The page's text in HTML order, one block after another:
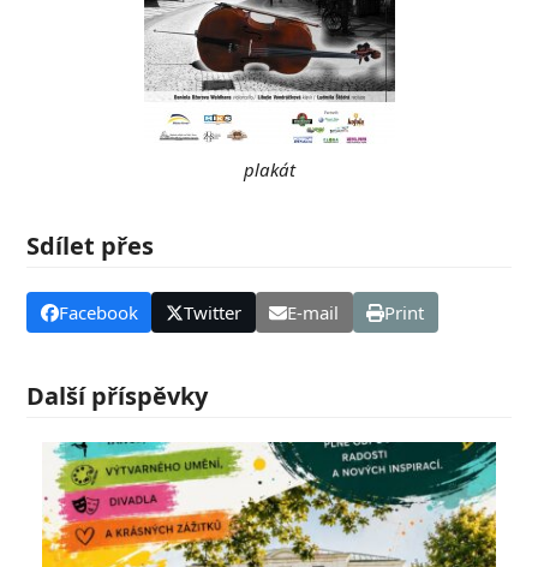
plakát
Sdílet přes
Facebook Twitter E-mail Print
Další příspěvky